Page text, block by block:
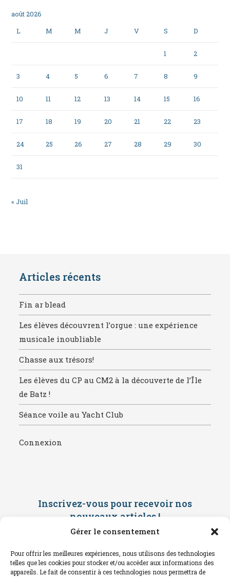
Gérer le consentement
Pour offrir les meilleures expériences, nous utilisons des technologies
telles que les cookies pour stocker et/ou accéder aux informations des
appareils. Le fait de consentir à ces technologies nous permettra de
août 2026
L
M M J V S D
1 2
3 4 5 6 7 8 9
10 11 12 13 14 15 16
17 18 19 20 21 22 23
24 25 26 27 28 29 30
31
« Juil
Articles récents
Fin ar blead
Les élèves découvrent l’orgue : une expérience
musicale inoubliable
Chasse aux trésors!
Les élèves du CP au CM2 à la découverte de l’Île
de Batz !
Séance voile au Yacht Club
Connexion
Inscrivez-vous pour recevoir nos
nouveaux articles !
Saisissez ci-dessous votre adresse
confirmation par mail. Consultez vos
spams !